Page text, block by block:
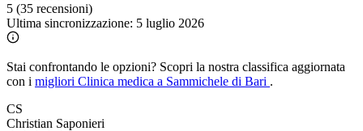
5 (35 recensioni)
Ultima sincronizzazione: 5 luglio 2026
Stai confrontando le opzioni? Scopri la nostra classifica aggiornata
con i migliori Clinica medica a Sammichele di Bari .
CS
Christian Saponieri